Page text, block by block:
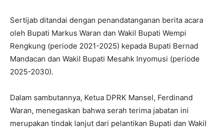
Sertijab ditandai dengan penandatanganan berita acara
oleh Bupati Markus Waran dan Wakil Bupati Wempi
Rengkung (periode 2021-2025) kepada Bupati Bernad
Mandacan dan Wakil Bupati Mesahk Inyomusi (periode
2025-2030).
Dalam sambutannya, Ketua DPRK Mansel, Ferdinand
Waran, menegaskan bahwa serah terima jabatan ini
merupakan tindak lanjut dari pelantikan Bupati dan Wakil